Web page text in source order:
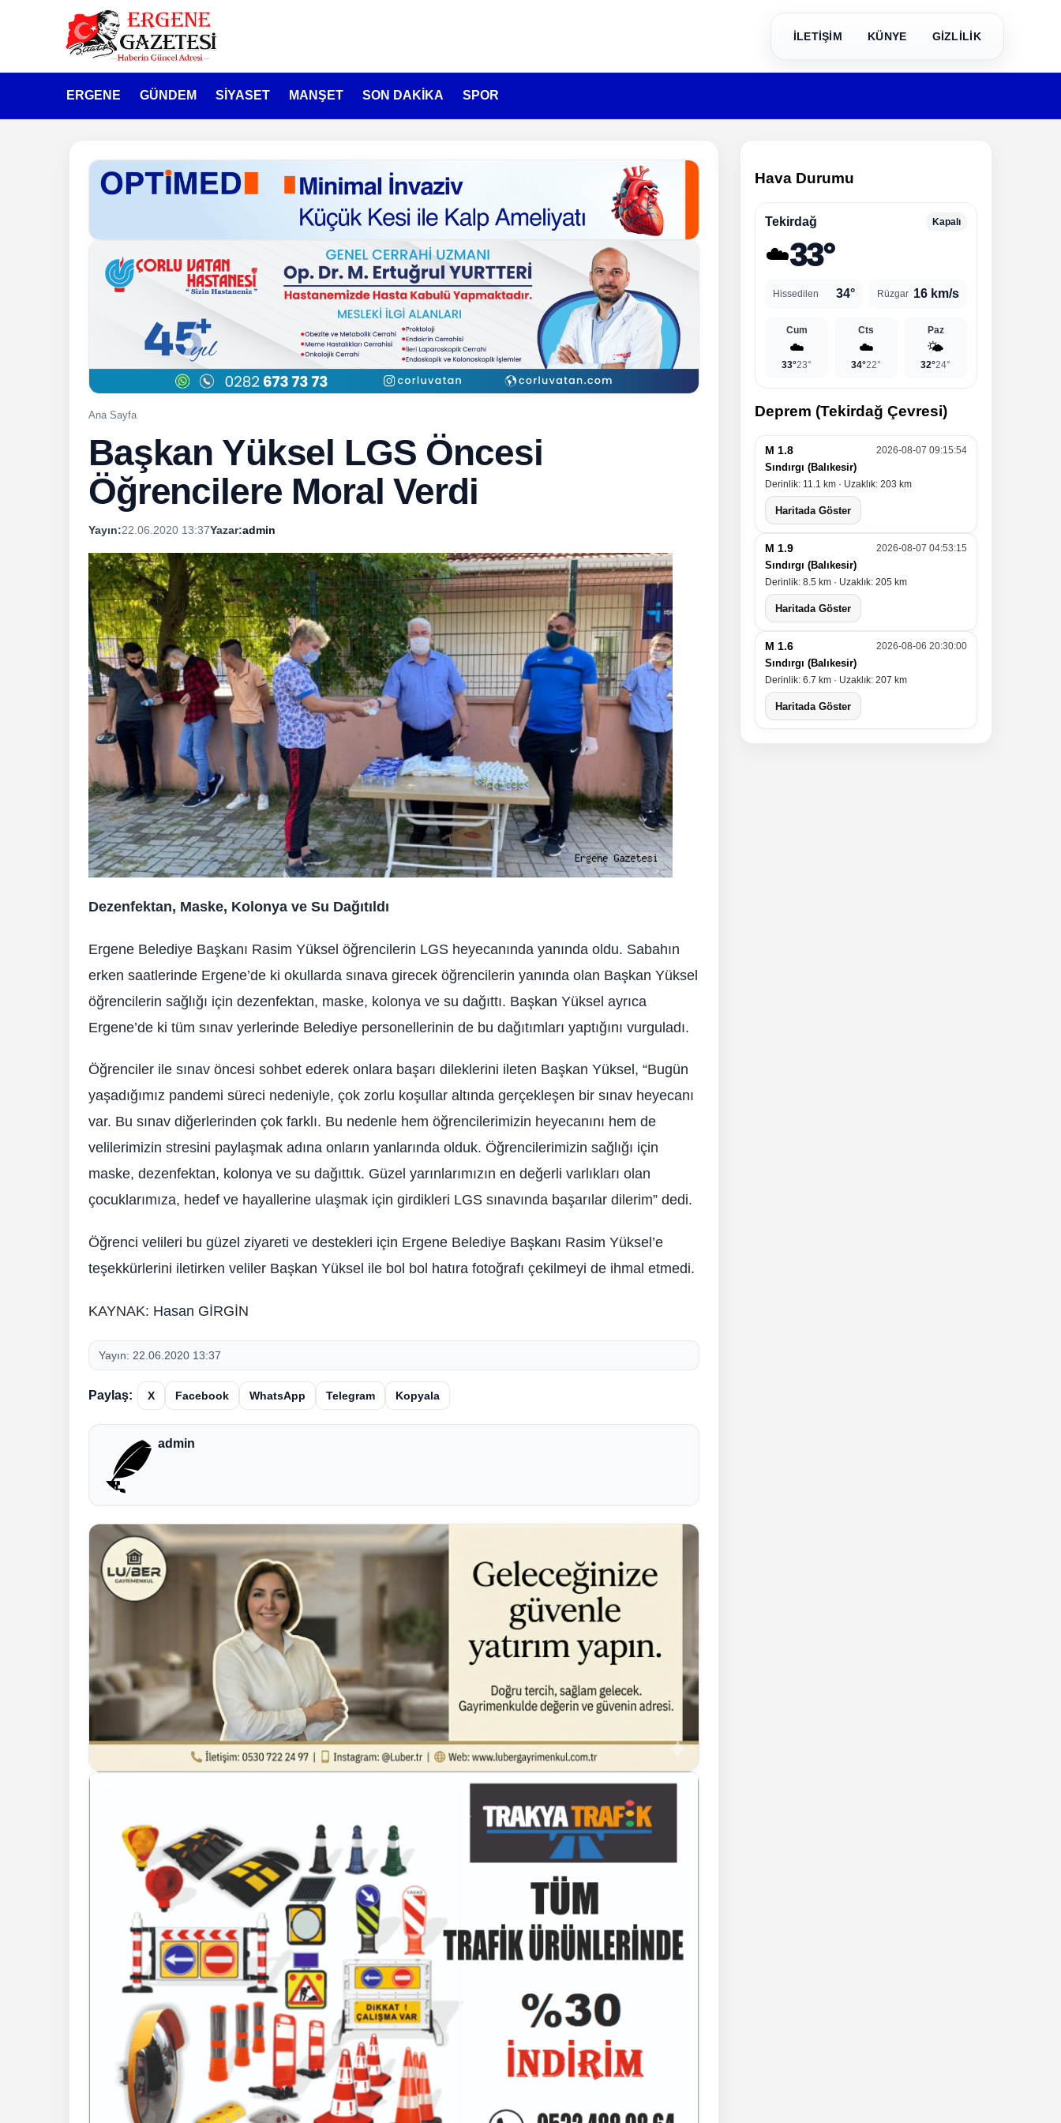
İLETİŞİM KÜNYE GİZLİLİK
ERGENE GÜNDEM SİYASET MANŞET SON DAKİKA SPOR
Ana Sayfa
Başkan Yüksel LGS Öncesi
Öğrencilere Moral Verdi
Yayın:22.06.2020 13:37Yazar:admin
Dezenfektan, Maske, Kolonya ve Su Dağıtıldı
Ergene Belediye Başkanı Rasim Yüksel öğrencilerin LGS heyecanında yanında oldu. Sabahın
erken saatlerinde Ergene’de ki okullarda sınava girecek öğrencilerin yanında olan Başkan Yüksel
öğrencilerin sağlığı için dezenfektan, maske, kolonya ve su dağıttı. Başkan Yüksel ayrıca
Ergene’de ki tüm sınav yerlerinde Belediye personellerinin de bu dağıtımları yaptığını vurguladı.
Öğrenciler ile sınav öncesi sohbet ederek onlara başarı dileklerini ileten Başkan Yüksel, “Bugün
yaşadığımız pandemi süreci nedeniyle, çok zorlu koşullar altında gerçekleşen bir sınav heyecanı
var. Bu sınav diğerlerinden çok farklı. Bu nedenle hem öğrencilerimizin heyecanını hem de
velilerimizin stresini paylaşmak adına onların yanlarında olduk. Öğrencilerimizin sağlığı için
maske, dezenfektan, kolonya ve su dağıttık. Güzel yarınlarımızın en değerli varlıkları olan
çocuklarımıza, hedef ve hayallerine ulaşmak için girdikleri LGS sınavında başarılar dilerim” dedi.
Öğrenci velileri bu güzel ziyareti ve destekleri için Ergene Belediye Başkanı Rasim Yüksel’e
teşekkürlerini iletirken veliler Başkan Yüksel ile bol bol hatıra fotoğrafı çekilmeyi de ihmal etmedi.
KAYNAK: Hasan GİRGİN
Yayın: 22.06.2020 13:37
Paylaş: X Facebook WhatsApp Telegram Kopyala
admin
Hava Durumu
Tekirdağ Kapalı
☁️33°
Hissedilen 34° Rüzgar 16 km/s
Cum
☁️
33°23°
Cts
☁️
34°22°
Paz
🌤️
32°24°
Deprem (Tekirdağ Çevresi)
M 1.8 2026-08-07 09:15:54
Sındırgı (Balıkesir)
Derinlik: 11.1 km · Uzaklık: 203 km
Haritada Göster
M 1.9 2026-08-07 04:53:15
Sındırgı (Balıkesir)
Derinlik: 8.5 km · Uzaklık: 205 km
Haritada Göster
M 1.6 2026-08-06 20:30:00
Sındırgı (Balıkesir)
Derinlik: 6.7 km · Uzaklık: 207 km
Haritada Göster